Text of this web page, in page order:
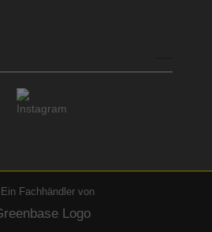
Ein Fachhändler von